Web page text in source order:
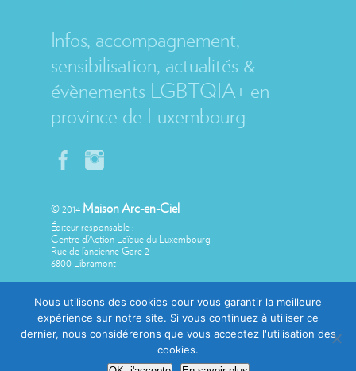
Infos, accompagnement,
sensibilisation, actualités &
évènements LGBTQIA+ en
province de Luxembourg
© 2014 Maison Arc-en-Ciel
Éditeur responsable :
Centre d’Action Laïque du Luxembourg
Rue de l’ancienne Gare 2
6800 Libramont
Avec le soutien de
Nous utilisons des cookies pour vous garantir la meilleure
expérience sur notre site. Si vous continuez à utiliser ce
dernier, nous considérerons que vous acceptez l'utilisation des
cookies.